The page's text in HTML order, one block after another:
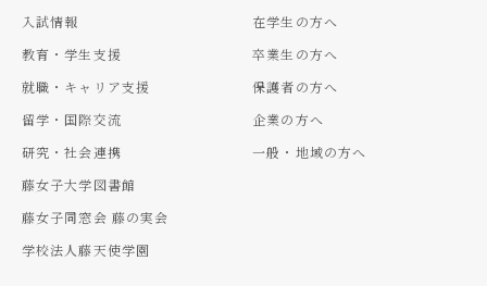
入試情報
教育・学生支援
就職・キャリア支援
留学・国際交流
研究・社会連携
藤女子大学図書館
藤女子同窓会 藤の実会
学校法人藤天使学園
在学生の方へ
卒業生の方へ
保護者の方へ
企業の方へ
一般・地域の方へ